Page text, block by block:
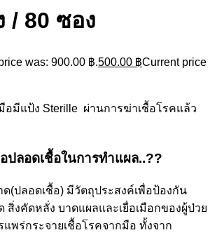
/ 80 ซอง
was: 900.00 ฿.500.00 ฿Current price
อมีแป้ง Sterille ผ่านการฆ่าเชื้อโรคแล้ว
ปลอดเชื้อในการทำแผล..??
(ปลอดเชื้อ) มีวัตถุประสงค์เพื่อป้องกัน
สิ่งคัดหลั่ง บาดแผลและเยื่อเมือกของผู้ป่วย
แพร่กระจายเชื้อโรคจากมือ ทั้งจาก